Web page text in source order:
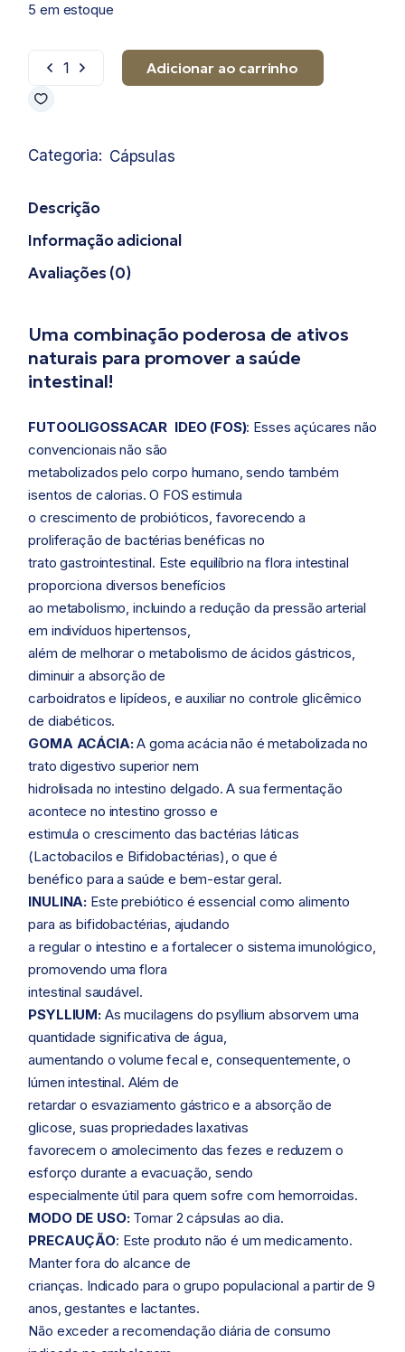
5 em estoque
Fiber Four quantidadeAdicionar ao carrinho
Categoria: Cápsulas
Descrição
Informação adicional
Avaliações (0)
Uma combinação poderosa de ativos
naturais para promover a saúde
intestinal!
FUTOOLIGOSSACAR IDEO (FOS): Esses açúcares não
convencionais não são
metabolizados pelo corpo humano, sendo também
isentos de calorias. O FOS estimula
o crescimento de probióticos, favorecendo a
proliferação de bactérias benéficas no
trato gastrointestinal. Este equilíbrio na flora intestinal
proporciona diversos benefícios
ao metabolismo, incluindo a redução da pressão arterial
em indivíduos hipertensos,
além de melhorar o metabolismo de ácidos gástricos,
diminuir a absorção de
carboidratos e lipídeos, e auxiliar no controle glicêmico
de diabéticos.
GOMA ACÁCIA:A goma acácia não é metabolizada no
trato digestivo superior nem
hidrolisada no intestino delgado. A sua fermentação
acontece no intestino grosso e
estimula o crescimento das bactérias láticas
(Lactobacilos e Bifidobactérias), o que é
benéfico para a saúde e bem-estar geral.
INULINA: Este prebiótico é essencial como alimento
para as bifidobactérias, ajudando
a regular o intestino e a fortalecer o sistema imunológico,
promovendo uma flora
intestinal saudável.
PSYLLIUM: As mucilagens do psyllium absorvem uma
quantidade significativa de água,
aumentando o volume fecal e, consequentemente, o
lúmen intestinal. Além de
retardar o esvaziamento gástrico e a absorção de
glicose, suas propriedades laxativas
favorecem o amolecimento das fezes e reduzem o
esforço durante a evacuação, sendo
especialmente útil para quem sofre com hemorroidas.
MODO DE USO:Tomar 2 cápsulas ao dia.
PRECAUÇÃO: Este produto não é um medicamento.
Manter fora do alcance de
crianças. Indicado para o grupo populacional a partir de 9
anos, gestantes e lactantes.
Não exceder a recomendação diária de consumo